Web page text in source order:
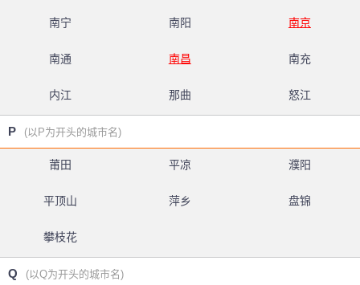
南宁 南阳 南京
南通 南昌 南充
内江 那曲 怒江
P (以P为开头的城市名)
莆田 平凉 濮阳
平顶山 萍乡 盘锦
攀枝花
Q (以Q为开头的城市名)